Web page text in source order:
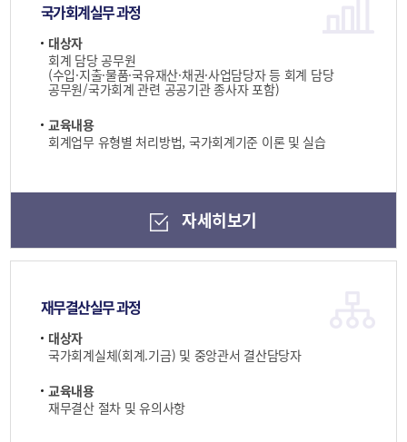
국가회계실무 과정
대상자
회계 담당 공무원
(수입·지출·물품·국유재산·채권·사업담당자 등 회계 담당
공무원/국가회계 관련 공공기관 종사자 포함)
교육내용
회계업무 유형별 처리방법, 국가회계기준 이론 및 실습
자세히보기
재무결산실무 과정
대상자
국가회계실체(회계.기금) 및 중앙관서 결산담당자
교육내용
재무결산 절차 및 유의사항